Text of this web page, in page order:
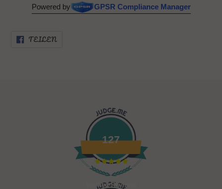
Powered by GPSR Compliance Manager
TEILENFACEBOOK
127
Verified Reviews